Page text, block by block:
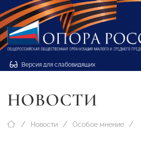
Версия для слабовидящих
НОВОСТИ
Новости Особое мнение